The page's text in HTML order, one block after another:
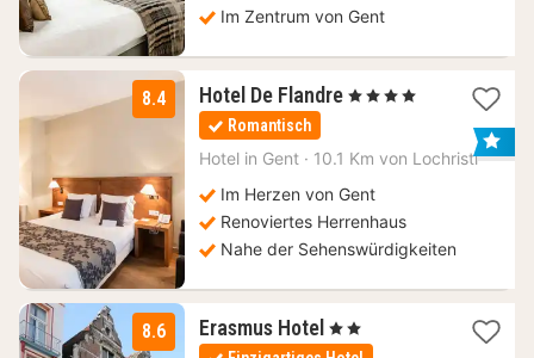
Im Zentrum von Gent
8.4 Hotel De Flandre 1
110
, 4 Sterne
Romantisch
Hotel in Gent · 10.1 Km von Lochristi
Im Herzen von Gent
Renoviertes Herrenhaus
Nahe der Sehenswürdigkeiten
8.6 Erasmus Hotel 3
Nächte
, 2 Sterne